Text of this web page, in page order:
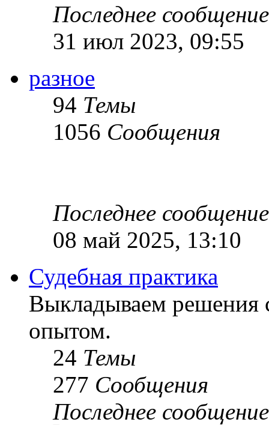
Последнее сообщение
31 июл 2023, 09:55
разное
94 Темы
1056 Сообщения
Последнее сообщение
08 май 2025, 13:10
Судебная практика
Выкладываем решения
опытом.
24 Темы
277 Сообщения
Последнее сообщение